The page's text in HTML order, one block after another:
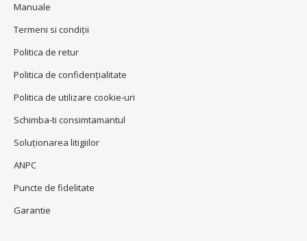
Manuale
Termeni si condiţii
Politica de retur
Politica de confidenţialitate
Politica de utilizare cookie-uri
Schimba-ti consimtamantul
Soluționarea litigiilor
ANPC
Puncte de fidelitate
Garantie